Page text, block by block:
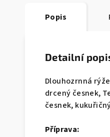
Popis
Detailní
Dlouhozrnná
drcený česnek,
česnek,
Příprava: